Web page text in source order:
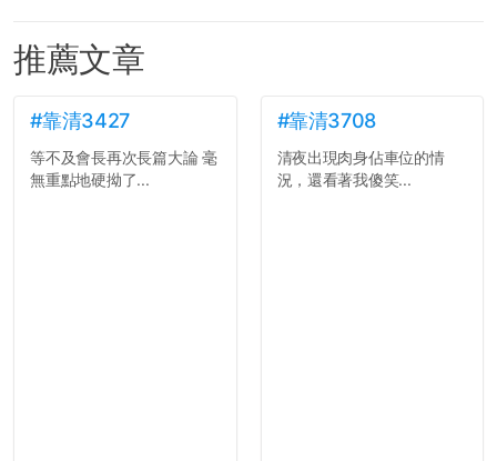
推薦文章
#靠清3427
等不及會長再次長篇大論 毫
無重點地硬拗了...
#靠清3708
清夜出現肉身佔車位的情
況，還看著我傻笑...